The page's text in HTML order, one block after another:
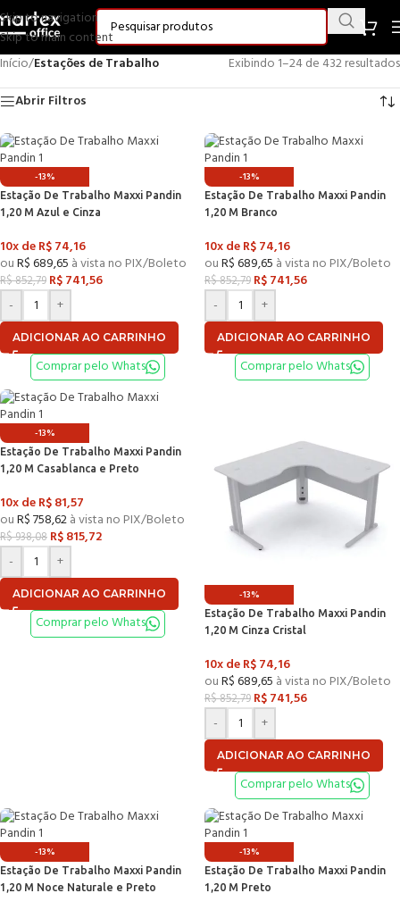
Skip to navigation
Skip to main content
Início/Estações de Trabalho
Exibindo 1–24 de 432 resultados
Abrir Filtros
-13%
Estação De Trabalho Maxxi Pandin
1,20 M Azul e Cinza
10x deR$74,16
ouR$689,65 à vista no PIX/Boleto
R$852,79 R$741,56
-
+
ADICIONAR AO CARRINHO
Comprar pelo Whats
-13%
Estação De Trabalho Maxxi Pandin
1,20 M Branco
10x deR$74,16
ouR$689,65 à vista no PIX/Boleto
R$852,79 R$741,56
-
+
ADICIONAR AO CARRINHO
Comprar pelo Whats
-13%
Estação De Trabalho Maxxi Pandin
1,20 M Casablanca e Preto
10x deR$81,57
ouR$758,62à vista no PIX/Boleto
R$938,08 R$815,72
-
+
ADICIONAR AO CARRINHO
Comprar pelo Whats
-13%
Estação De Trabalho Maxxi Pandin
1,20 M Cinza Cristal
10x deR$74,16
ouR$689,65 à vista no PIX/Boleto
R$852,79 R$741,56
-
+
ADICIONAR AO CARRINHO
Comprar pelo Whats
-13%
Estação De Trabalho Maxxi Pandin
1,20 M Noce Naturale e Preto
-13%
Estação De Trabalho Maxxi Pandin
1,20 M Preto